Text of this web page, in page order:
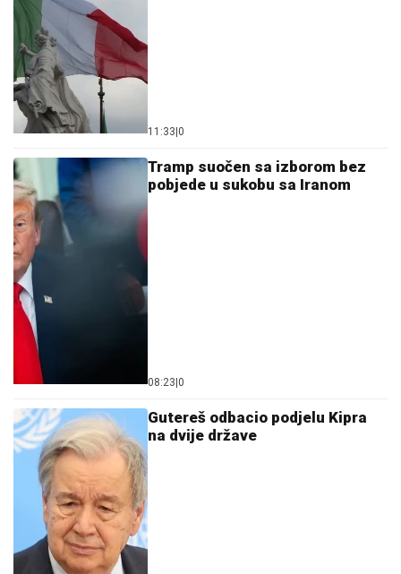
11:33 0
Tramp suočen sa izborom bez
pobjede u sukobu sa Iranom
08:23 0
Gutereš odbacio podjelu Kipra
na dvije države